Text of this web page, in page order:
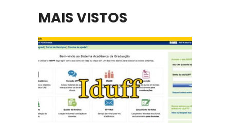
MAIS VISTOS